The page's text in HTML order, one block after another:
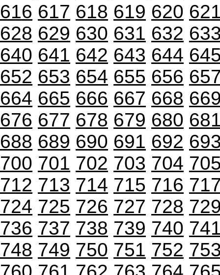
616 617 618 619 620
628 629 630 631 632
640 641 642 643 644
652 653 654 655 656
664 665 666 667 668
676 677 678 679 680
688 689 690 691 692
700 701 702 703 704
712 713 714 715 716
724 725 726 727 728
736 737 738 739 740
748 749 750 751 752